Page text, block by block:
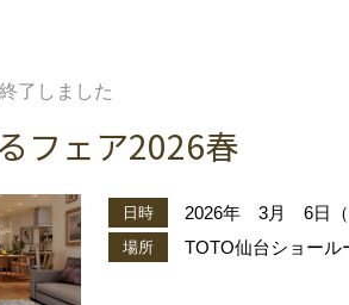
了しました
フェア2026春
日時 2026年 3月 6日
場所 TOTO仙台ショール